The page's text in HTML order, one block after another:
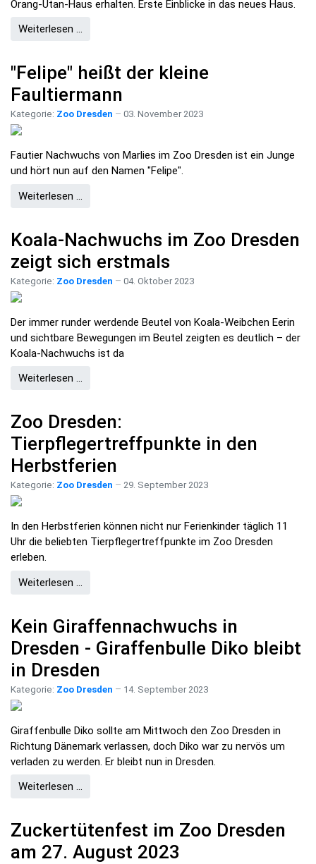
Orang-Utan-Haus erhalten. Erste Einblicke in das neues Haus.
Weiterlesen …
"Felipe" heißt der kleine
Faultiermann
Kategorie: Zoo Dresden 03. November 2023
Fautier Nachwuchs von Marlies im Zoo Dresden ist ein Junge
und hört nun auf den Namen "Felipe".
Weiterlesen …
Koala-Nachwuchs im Zoo Dresden
zeigt sich erstmals
Kategorie: Zoo Dresden 04. Oktober 2023
Der immer runder werdende Beutel von Koala-Weibchen Eerin
und sichtbare Bewegungen im Beutel zeigten es deutlich – der
Koala-Nachwuchs ist da
Weiterlesen …
Zoo Dresden:
Tierpflegertreffpunkte in den
Herbstferien
Kategorie: Zoo Dresden 29. September 2023
In den Herbstferien können nicht nur Ferienkinder täglich 11
Uhr die beliebten Tierpflegertreffpunkte im Zoo Dresden
erleben.
Weiterlesen …
Kein Giraffennachwuchs in
Dresden - Giraffenbulle Diko bleibt
in Dresden
Kategorie: Zoo Dresden 14. September 2023
Giraffenbulle Diko sollte am Mittwoch den Zoo Dresden in
Richtung Dänemark verlassen, doch Diko war zu nervös um
verladen zu werden. Er bleibt nun in Dresden.
Weiterlesen …
Zuckertütenfest im Zoo Dresden
am 27. August 2023